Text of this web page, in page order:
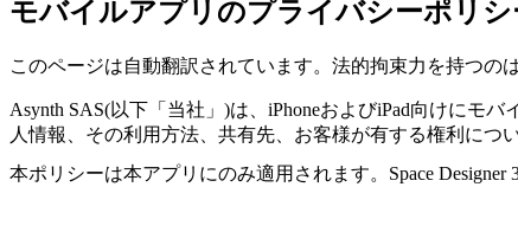
モバイルアプリのプライバシーポリシ
このページは自動翻訳されています。法的拘束力を持つの
Asynth SAS(以下「当社」)は、iPhoneおよびiPad向けにモ
人情報、その利用方法、共有先、お客様が有する権利につ
本ポリシーは本アプリにのみ適用されます。Space Designer